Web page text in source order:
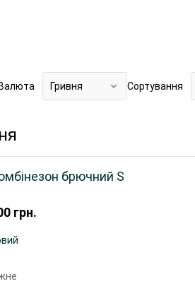
Валюта Гривня Сортування
грн.
брючний S